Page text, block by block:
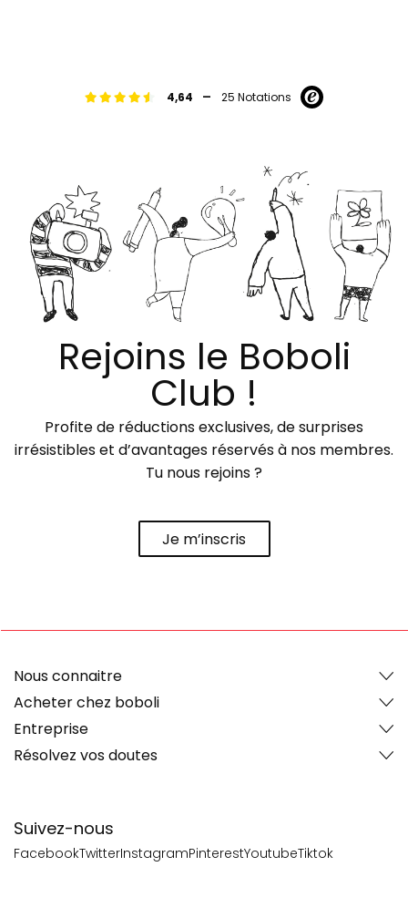
4,64 - 25 Notations
Rejoins le Boboli
Club !
Profite de réductions exclusives, de surprises
irrésistibles et d’avantages réservés à nos membres.
Tu nous rejoins ?
Je m’inscris
Suivez-nous
FacebookTwitterInstagramPinterestYoutubeTiktok
Nous connaitre
Acheter chez boboli
Entreprise
Résolvez vos doutes